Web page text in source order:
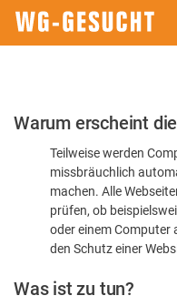
Bitte
dass
sind
Warum erscheint
Teilweise werden
missbräuchlich
machen. Alle
prüfen, ob
oder einem
den Schutz einer
Was ist zu tun?